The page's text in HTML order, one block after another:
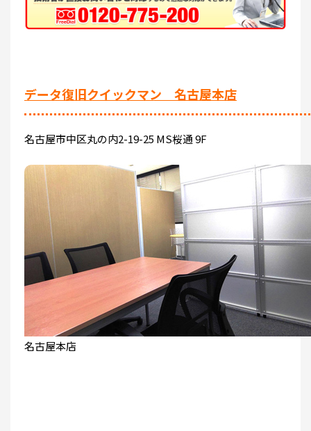
データ復旧クイックマン 名古屋本店
名古屋市中区丸の内2-19-25 MS桜通 9F
名古屋本店